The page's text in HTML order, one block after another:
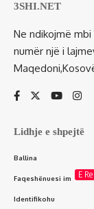
3SHI.NET
Ne ndikojmë
numër një i
Lidhje e shpejtë
Ballina
Faqeshënuesi im E Re
Identifikohu